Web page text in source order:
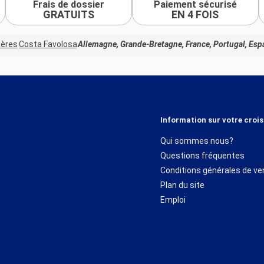
Frais de dossier
GRATUITS
Paiement sécurisé
EN 4 FOIS
Costa FavolosaAllemagne, Grande-Bretagne, France, Portugal,
Information sur votre
Qui sommes nous?
Questions fréquentes
Conditions générales de
Plan du site
Emploi